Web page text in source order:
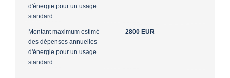
d'énergie pour un usage
standard
Montant maximum estimé
des dépenses annuelles
d'énergie pour un usage
standard
2800 EUR